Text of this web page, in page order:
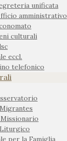
unificata
amministrativo
culturali
eccl.
telefonico
per la Famiglia